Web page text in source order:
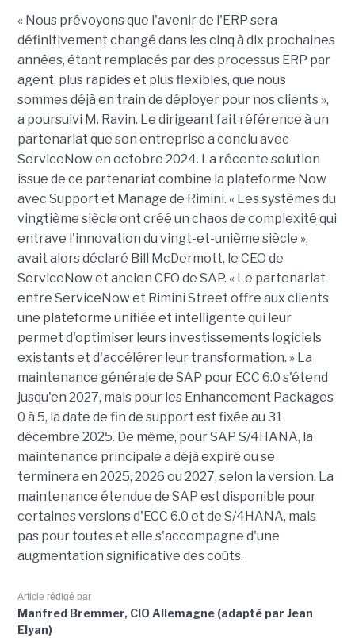
« Nous prévoyons que l'avenir de l'ERP sera
définitivement changé dans les cinq à dix prochaines
années, étant remplacés par des processus ERP par
agent, plus rapides et plus flexibles, que nous
sommes déjà en train de déployer pour nos clients »,
a poursuivi M. Ravin. Le dirigeant fait référence à un
partenariat que son entreprise a conclu avec
ServiceNow en octobre 2024. La récente solution
issue de ce partenariat combine la plateforme Now
avec Support et Manage de Rimini. « Les systèmes du
vingtième siècle ont créé un chaos de complexité qui
entrave l'innovation du vingt-et-unième siècle »,
avait alors déclaré Bill McDermott, le CEO de
ServiceNow et ancien CEO de SAP. « Le partenariat
entre ServiceNow et Rimini Street offre aux clients
une plateforme unifiée et intelligente qui leur
permet d'optimiser leurs investissements logiciels
existants et d'accélérer leur transformation. » La
maintenance générale de SAP pour ECC 6.0 s'étend
jusqu'en 2027, mais pour les Enhancement Packages
0 à 5, la date de fin de support est fixée au 31
décembre 2025. De même, pour SAP S/4HANA, la
maintenance principale a déjà expiré ou se
terminera en 2025, 2026 ou 2027, selon la version. La
maintenance étendue de SAP est disponible pour
certaines versions d'ECC 6.0 et de S/4HANA, mais
pas pour toutes et elle s'accompagne d'une
augmentation significative des coûts.
Article rédigé par
Manfred Bremmer, CIO Allemagne (adapté par Jean
Elyan)